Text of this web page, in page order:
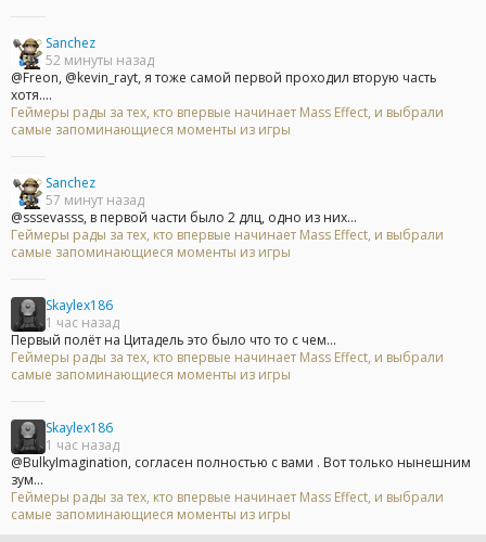
Sanchez
52 минуты назад
@Freon, @kevin_rayt, я тоже самой первой проходил вторую часть
хотя....
Геймеры рады за тех, кто впервые начинает Mass Effect, и выбрали
самые запоминающиеся моменты из игры
Sanchez
57 минут назад
@sssevasss, в первой части было 2 длц, одно из них...
Геймеры рады за тех, кто впервые начинает Mass Effect, и выбрали
самые запоминающиеся моменты из игры
Skaylex186
1 час назад
Первый полёт на Цитадель это было что то с чем...
Геймеры рады за тех, кто впервые начинает Mass Effect, и выбрали
самые запоминающиеся моменты из игры
Skaylex186
1 час назад
@BulkyImagination, согласен полностью с вами . Вот только нынешним
зум...
Геймеры рады за тех, кто впервые начинает Mass Effect, и выбрали
самые запоминающиеся моменты из игры